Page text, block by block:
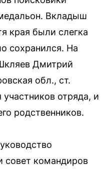
Вкладыш
края были слегка
сохранился. На
Дмитрий
обл., ст.
отряда, и
родственников.
совет командиров